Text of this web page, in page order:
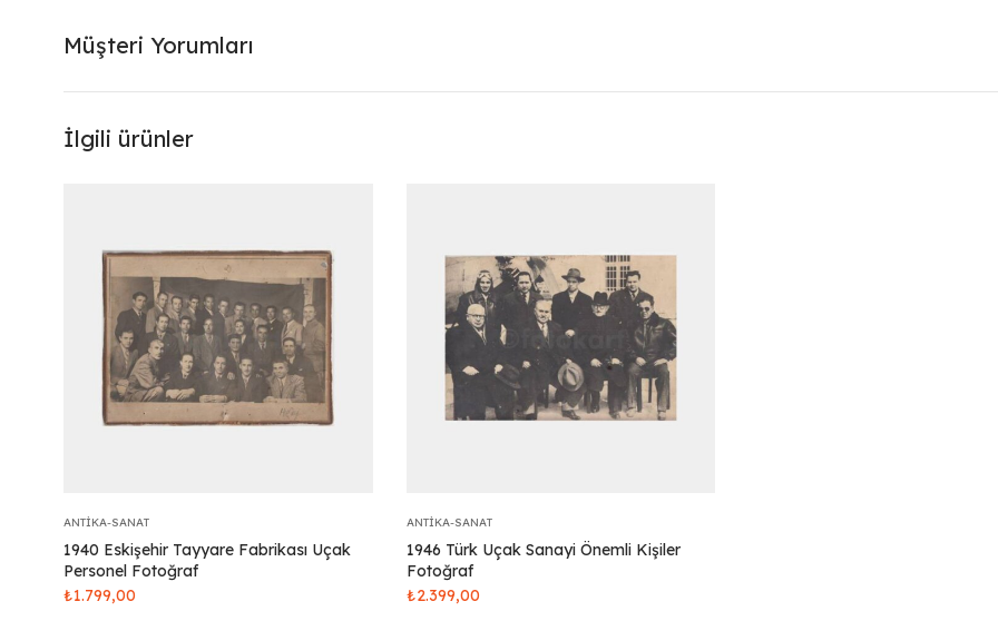
Müşteri Yorumları
İlgili ürünler
ANTIKA-SANAT
1940 Eskişehir Tayyare Fabrikası Uçak
Personel Fotoğraf
₺1.799,00
ANTIKA-SANAT
1946 Türk Uçak Sanayi Önemli Kişiler
Fotoğraf
₺2.399,00